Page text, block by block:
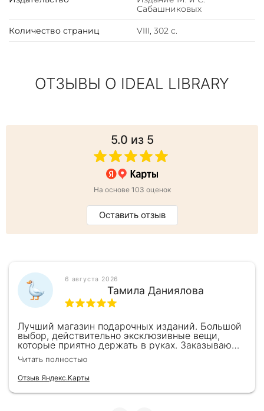
Сабашниковых
Количество страниц VIII, 302 с.
ОТЗЫВЫ О IDEAL LIBRARY
5.0 из 5
На основе 103 оценок
Оставить отзыв
6 августа 2026
Тамила Даниялова
Лучший магазин подарочных изданий. Большой
выбор, действительно эксклюзивные вещи,
которые приятно держать в руках. Заказываю
здесь уже второй раз для бизнес-партнеров,
всегда всё безупречно — от общения с
консультантами до качества самих книг.
Однозначно рекомендую
Читать полностью
Отзыв Яндекс.Карты